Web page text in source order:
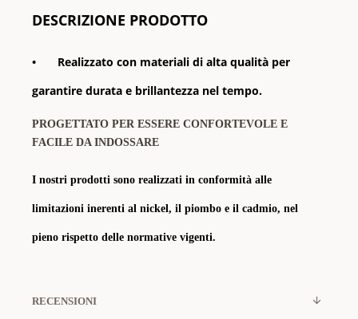
DESCRIZIONE PRODOTTO
•
Realizzato con materiali di alta qualità per
garantire durata e brillantezza nel tempo.
PROGETTATO PER ESSERE CONFORTEVOLE E
FACILE DA INDOSSARE
I nostri prodotti sono realizzati in conformità alle
limitazioni inerenti al nickel, il piombo e il cadmio, nel
pieno rispetto delle normative vigenti.
RECENSIONI